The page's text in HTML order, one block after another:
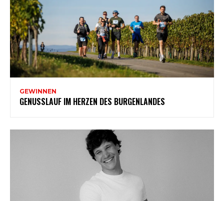
GEWINNEN
GENUSSLAUF IM HERZEN DES BURGENLANDES